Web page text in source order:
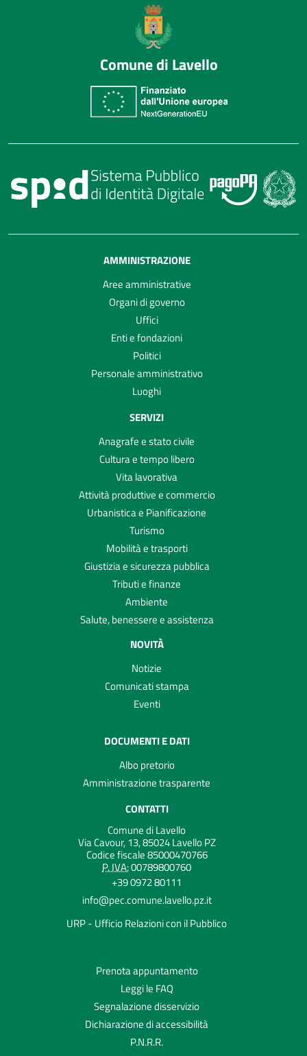
Comune di Lavello
AMMINISTRAZIONE
Aree amministrative
Organi di governo
Uffici
Enti e fondazioni
Politici
Personale amministrativo
Luoghi
SERVIZI
Anagrafe e stato civile
Cultura e tempo libero
Vita lavorativa
Attività produttive e commercio
Urbanistica e Pianificazione
Turismo
Mobilità e trasporti
Giustizia e sicurezza pubblica
Tributi e finanze
Ambiente
Salute, benessere e assistenza
NOVITÀ
Notizie
Comunicati stampa
Eventi
DOCUMENTI E DATI
Albo pretorio
Amministrazione trasparente
CONTATTI
Comune di Lavello
Via Cavour, 13, 85024 Lavello PZ
Codice fiscale 85000470766
P. IVA:00789800760
+39 0972 80111
info@pec.comune.lavello.pz.it
URP - Ufficio Relazioni con il Pubblico
Prenota appuntamento
Leggi le FAQ
Segnalazione disservizio
Dichiarazione di accessibilità
P.N.R.R.